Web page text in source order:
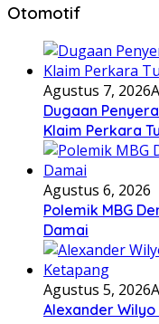
Otomotif
Agustus 7, 2026
Dugaan
Klaim Perkara
Agustus 6, 2026
Polemik MBG
Damai
Agustus 5, 2026
Alexander Wilyo